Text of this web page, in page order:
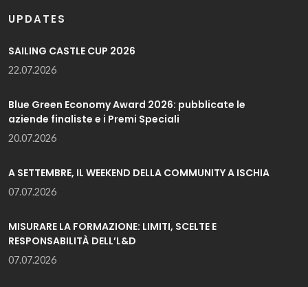
UPDATES
SAILING CASTLE CUP 2026
22.07.2026
Blue Green Economy Award 2026: pubblicate le
aziende finaliste e i Premi Speciali
20.07.2026
A SETTEMBRE, IL WEEKEND DELLA COMMUNITY A ISCHIA
07.07.2026
MISURARE LA FORMAZIONE: LIMITI, SCELTE E
RESPONSABILITÀ DELL’L&D
07.07.2026